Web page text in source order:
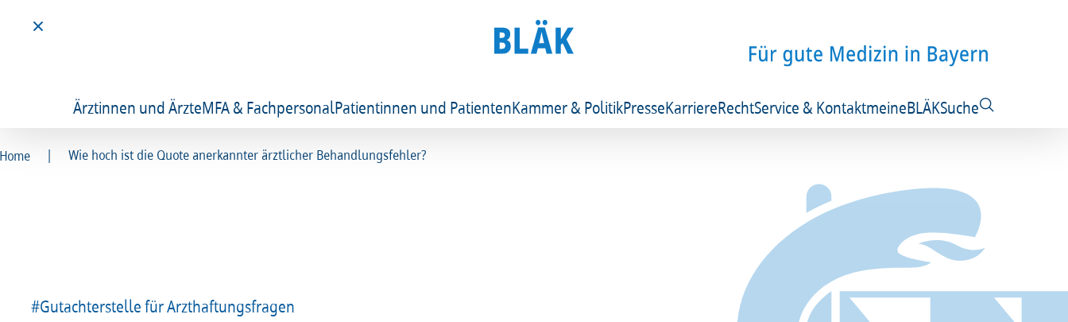
Ärztinnen und ÄrzteMFA & FachpersonalPatientinnen und PatientenKammer & PolitikPresseKarriereRechtService & KontaktmeineBLÄKSuche
Home | Wie hoch ist die Quote anerkannter ärztlicher Behandlungsfehler?
#Gutachterstelle für Arzthaftungsfragen